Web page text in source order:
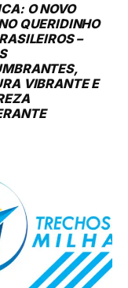
O NOVO
QUERIDINHO
–
VIBRANTE E